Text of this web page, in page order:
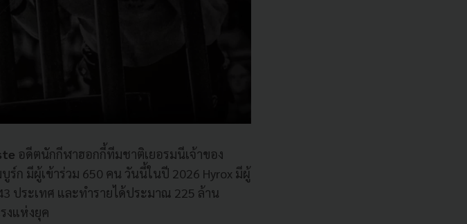
อดีตนักกีฬาฮอกกี้ทีมชาติเยอรมนีเจ้าของ
ร์ก มีผู้เข้าร่วม 650 คน วันนี้ในปี 2026 Hyrox มีผู้
ประเทศ และทำรายได้ประมาณ 225 ล้าน
งแห่งยุค